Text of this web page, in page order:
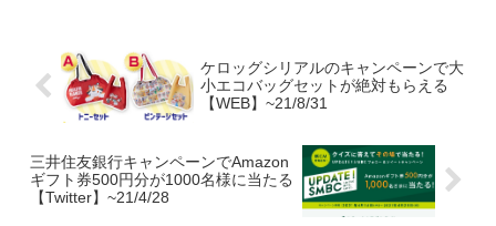
ケロッグシリアルのキャンペーンで大
小エコバッグセットが絶対もらえる
【WEB】~21/8/31
三井住友銀行キャンペーンでAmazon
ギフト券500円分が1000名様に当たる
【Twitter】~21/4/28